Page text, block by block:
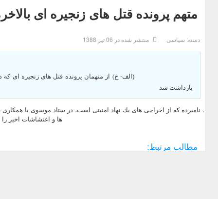
متهم پرونده قتل هاى زنجيره اى
دسته: سیاسی منتشر شده در 06 تیر 1388
(الف- خ) از متهمان پرونده قتل هاى زنجيره اى
بازداشت شد
. نامبرده كه از اخراجى هاى يك نهاد امنيتى است، در ستاد موسوى با
ها و اغتشاشات اخير
مطالب مرتبط: